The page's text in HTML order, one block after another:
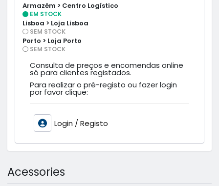
Armazém > Centro Logístico
EM STOCK
Lisboa > Loja Lisboa
SEM STOCK
Porto > Loja Porto
SEM STOCK
Consulta de preços e encomendas online
só para clientes registados.
Para realizar o pré-registo ou fazer login
por favor clique:
Login / Registo
Acessories